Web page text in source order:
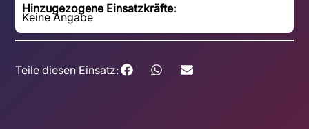
Hinzugezogene Einsatzkräfte:
Keine Angabe
Teile diesen Einsatz: